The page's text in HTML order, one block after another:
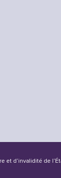
et d’invalidité de